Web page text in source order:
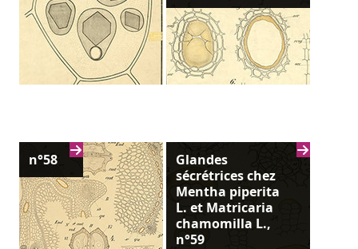
n°58
Glandes
sécrétrices chez
Mentha piperita
L. et Matricaria
chamomilla L.,
n°59